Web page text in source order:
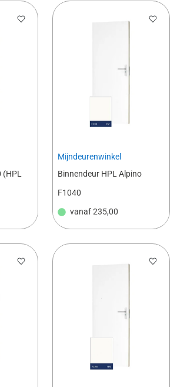
Mijndeurenwinkel
Binnendeur HPL Alpino
F1040
vanaf235,00